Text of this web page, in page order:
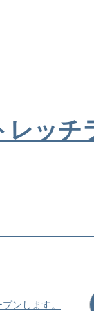
レッ
ンします。